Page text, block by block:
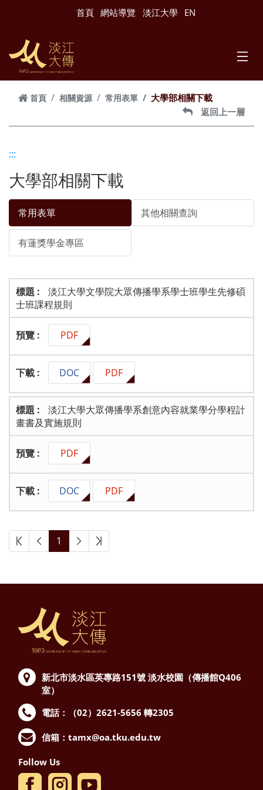
首頁 網站導覽 淡江大學 EN
首頁 相關資源 常用表單
大學部相關下載
返回上一層
:::
大學部相關下載
常用表單 其他相關查詢
有蓮獎學金專區
淡江大學文學院大眾傳播學系學士班學生先修碩
士班課程規則
PDF
DOC PDF
淡江大學大眾傳播學系創意內容就業學分學程計
畫書及實施規則
PDF
DOC PDF
1
新北市淡水區英專路151號 淡水校園（傳播館Q406
室）
電話：（02）2621-5656 轉2305
信箱： tamx@oa.tku.edu.tw
Follow Us